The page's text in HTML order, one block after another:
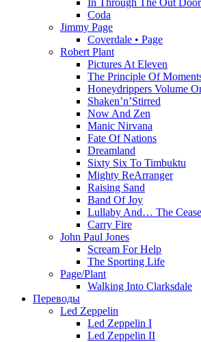
In Through The Out Door
Coda
Jimmy Page
Coverdale • Page
Robert Plant
Pictures At Eleven
The Principle Of
Honeydrippers Volume
Shaken’n’Stirred
Now And Zen
Manic Nirvana
Fate Of Nations
Dreamland
Sixty Six To Timbuktu
Mighty ReArranger
Raising Sand
Band Of Joy
Lullaby And… The
Carry Fire
John Paul Jones
Scream For Help
The Sporting Life
Page/Plant
Walking Into Clarksdale
Переводы
Led Zeppelin
Led Zeppelin I
Led Zeppelin II